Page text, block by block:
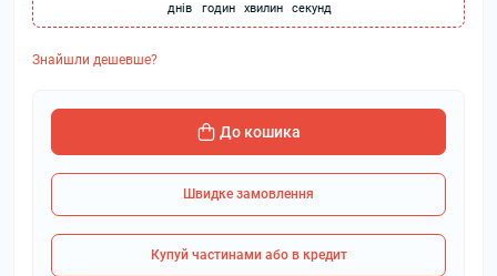
днів годин хвилин секунд
Знайшли дешевше?
До кошика
Швидке замовлення
Купуй частинами або в кредит